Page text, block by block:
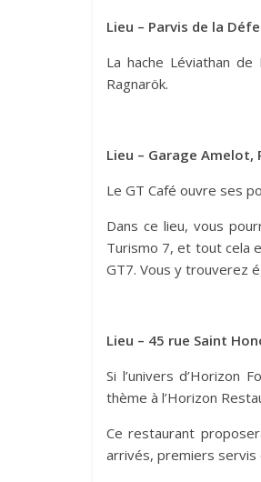
Lieu – Parvis de la
La hache Léviathan
Ragnarök.
Lieu – Garage Amelot,
Le GT Café ouvre ses
Dans ce lieu, vous
Turismo 7, et tout cela
GT7. Vous y trouverez
Lieu – 45 rue Saint
Si l’univers d’Horizon
thème à l’Horizon
Ce restaurant
arrivés, premiers servis